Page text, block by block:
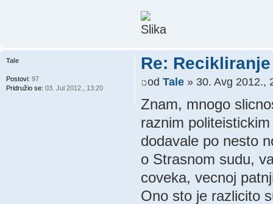
Re:
od Tale» 30. Avg 2012.,
Znam, mnogo
raznim
dodavale po nesto
o Strasnom sudu,
coveka, vecnoj
Ono sto je razlicito
Tale
Postovi: 97
Pridružio se: 03. Jul 2012., 13:20